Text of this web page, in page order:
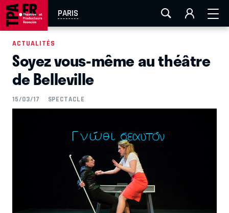
PARIS
AIX-MARSEILLE LA ROCHELLE
EN TOURNÉE
ACTUALITÉS
Soyez vous-même au théâtre
de Belleville
15/03/17 SPECTACLE